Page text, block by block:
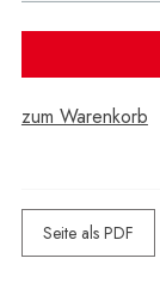
zum Warenkorb
Seite als PDF